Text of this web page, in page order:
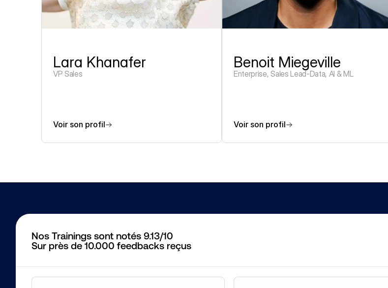
Lara Khanafer
VP Sales
Voir son profil
Benoit Miegeville
Enterprise, Sales Lead-Data, AI & ML
Voir son profil
Nos Trainings sont notés 9.13/10
Sur près de 10.000 feedbacks reçus